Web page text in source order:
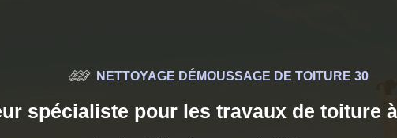
NETTOYAGE DÉMOUSSAGE DE TOITURE 30
spécialiste pour les travaux de toiture